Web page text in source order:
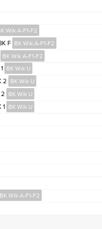
Wik A-F1-F2
F BK Wik A-F1-F2
BK Wik A-F1-F2
BK Wik U
2 BK Wik U
2 BK Wik U
1 BK Wik U
BK Wik A-F1-F2